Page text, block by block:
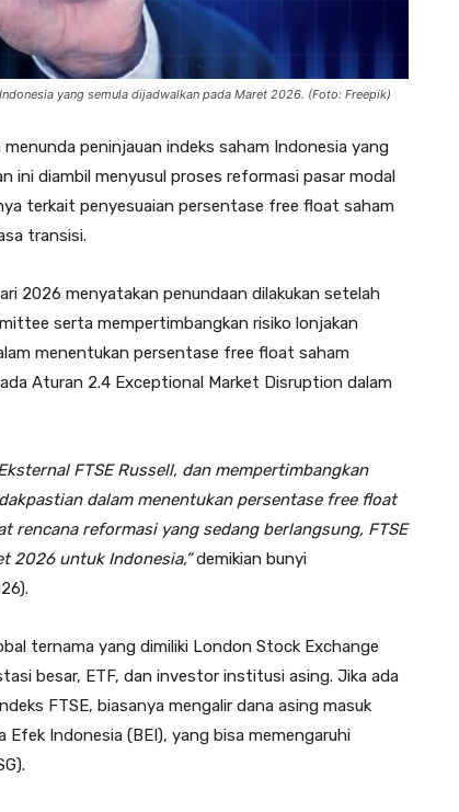
yang semula dijadwalkan pada Maret 2026. (Foto: Freepik)
menunda peninjauan indeks saham Indonesia yang
ini diambil menyusul proses reformasi pasar modal
terkait penyesuaian persentase free float saham
transisi.
2026 menyatakan penundaan dilakukan setelah
serta mempertimbangkan risiko lonjakan
menentukan persentase free float saham
Aturan 2.4 Exceptional Market Disruption dalam
FTSE Russell, dan mempertimbangkan
dalam menentukan persentase free float
rencana reformasi yang sedang berlangsung, FTSE
2026 untuk Indonesia,”demikian bunyi
ternama yang dimiliki London Stock Exchange
besar, ETF, dan investor institusi asing. Jika ada
FTSE, biasanya mengalir dana asing masuk
Indonesia (BEI), yang bisa memengaruhi